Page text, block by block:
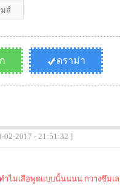
ส์
ดราม่า
02-2017 - 21:51:32 ]
ำไมเสือพูดแบบนั้นนนน กวางซึมเล